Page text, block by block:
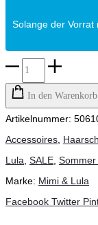
Solange der Vorrat
Mimi
&
Lula
In den Warenkorb
Artikelnummer:
Accessoires
Lula SALE Sommer
Marke: Mimi & Lula
Teilen
Facebook Twitter